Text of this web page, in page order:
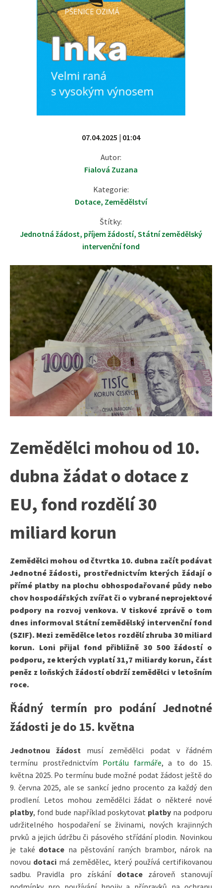
07.04.2025 | 01:04
Autor:
Fialová Zuzana
Kategorie:
Dotace, Zemědělství
Štítky:
Jednotná žádost, příjem žádostí, Státní zemědělský
intervenční fond
Zemědělci mohou od 10.
dubna žádat o dotace z
EU, fond rozdělí 30
miliard korun
Zemědělci mohou od čtvrtka 10. dubna začít podávat
Jednotné žádosti, prostřednictvím kterých žádají o
přímé platby na plochu obhospodařované půdy nebo
chov hospodářských zvířat či o vybrané neprojektové
podpory na rozvoj venkova. V tiskové zprávě o tom
dnes informoval Státní zemědělský intervenční fond
(SZIF). Mezi zemědělce letos rozdělí zhruba 30 miliard
korun. Loni přijal fond přibližně 30 500 žádostí o
podporu, ze kterých vyplatí 31,7 miliardy korun, část
peněz z loňských žádostí obdrží zemědělci v letošním
roce.
Řádný termín pro podání Jednotné
žádosti je do 15. května
Jednotnou žádost musí zemědělci podat v řádném
termínu prostřednictvím Portálu farmáře, a to do 15.
května 2025. Po termínu bude možné podat žádost ještě do
9. června 2025, ale se sankcí jedno procento za každý den
prodlení. Letos mohou zemědělci žádat o některé nové
platby, fond bude například poskytovat platby na podporu
udržitelného hospodaření se živinami, nových krajinných
prvků a jejich údržbu či pásového střídání plodin. Novinkou
je také dotace na pěstování raných brambor, nárok na
novou dotaci má zemědělec, který používá certifikovanou
sadbu. Pravidla pro získání dotacezároveň stanovují